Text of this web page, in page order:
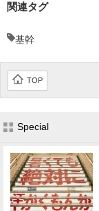
関連タグ
基幹
TOP
Special